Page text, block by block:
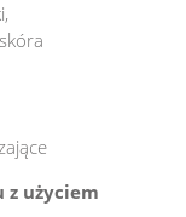
z użyciem